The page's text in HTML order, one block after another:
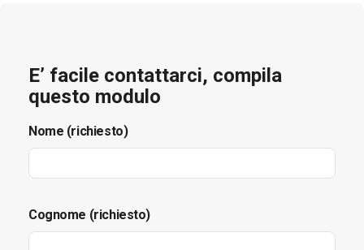
E’ facile contattarci, compila
questo modulo
Nome (richiesto)
Cognome (richiesto)